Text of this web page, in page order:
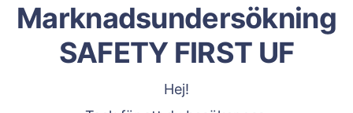
Marknadsundersökning
SAFETY FIRST UF
Hej!